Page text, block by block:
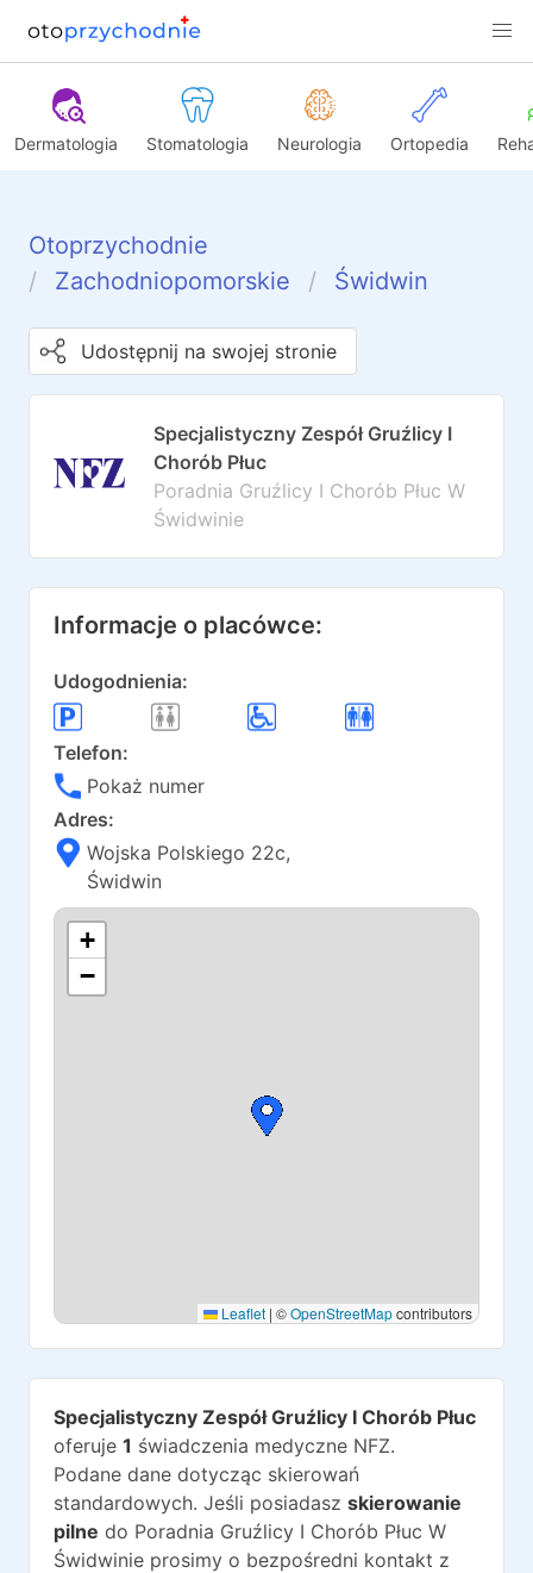
Dermatologia Stomatologia Neurologia Ortopedia
Otoprzychodnie
Zachodniopomorskie
Świdwin
Udostępnij na swojej stronie
Specjalistyczny Zespół Gruźlicy I
Chorób Płuc
Poradnia Gruźlicy I Chorób Płuc W
Świdwinie
Informacje o placówce:
Udogodnienia:
Telefon:
Pokaż numer
Adres:
Wojska Polskiego 22c,
Świdwin
+
−
Leaflet | ©OpenStreetMapcontributors
Specjalistyczny Zespół Gruźlicy I Chorób Płuc
oferuje 1 świadczenia medyczne NFZ.
Podane dane dotycząc skierowań
standardowych. Jeśli posiadasz skierowanie
pilne do Poradnia Gruźlicy I Chorób Płuc W
Świdwinie prosimy o bezpośredni kontakt z